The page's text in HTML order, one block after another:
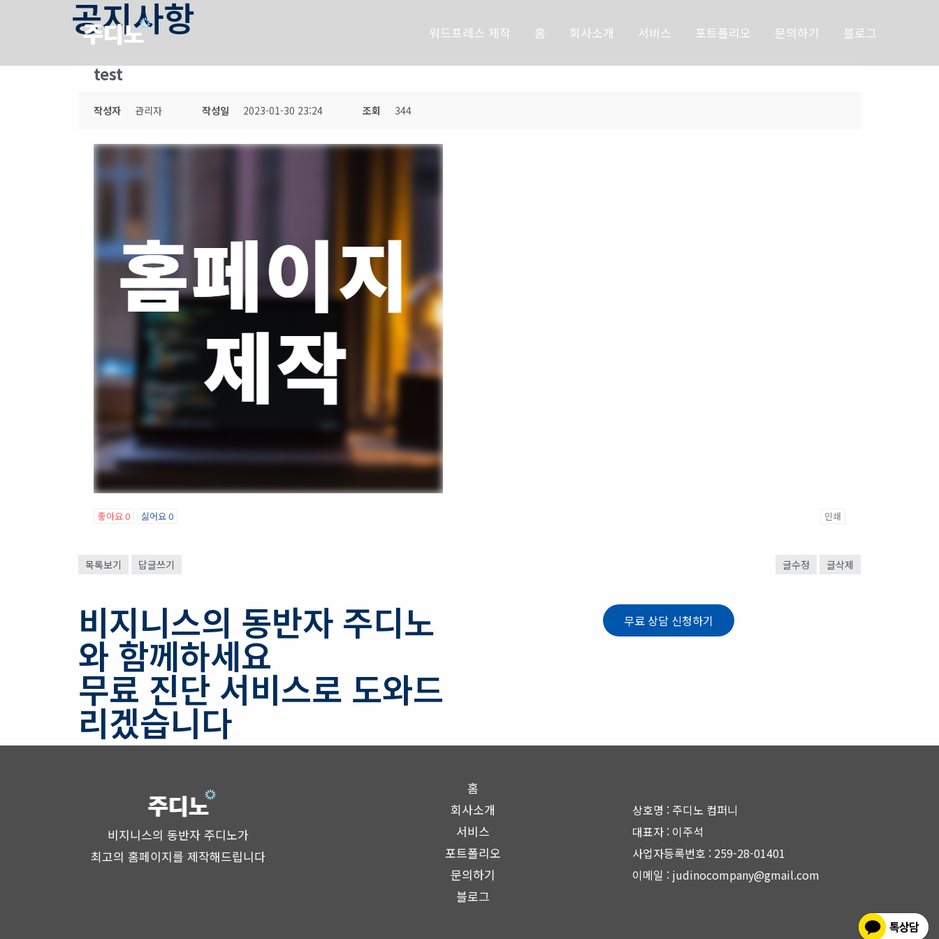
워드프레스 제작 홈 회사소개 서비스 포트폴리오 문의하기 블로그
공지사항
test
작성자 관리자 작성일 2023-01-30 23:24 조회 344
좋아요0 싫어요0 인쇄
목록보기 답글쓰기 글수정 글삭제
비지니스의 동반자 주디노
와 함께하세요
무료 진단 서비스로 도와드
리겠습니다
무료 상담 신청하기
비지니스의 동반자 주디노가
최고의 홈페이지를 제작해드립니다
홈
회사소개
서비스
포트폴리오
문의하기
블로그
상호명 : 주디노 컴퍼니
대표자 : 이주석
사업자등록번호 : 259-28-01401
이메일 : judinocompany@gmail.com